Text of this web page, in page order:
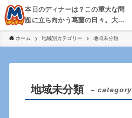
本日のディナーは？この重大な問
題に立ち向かう葛藤の日々。大
阪・京都・神戸を中心とした食べ
歩き、飲み歩きを綴る。
ホーム 地域別カテゴリー 地域未分類
地域未分類 –